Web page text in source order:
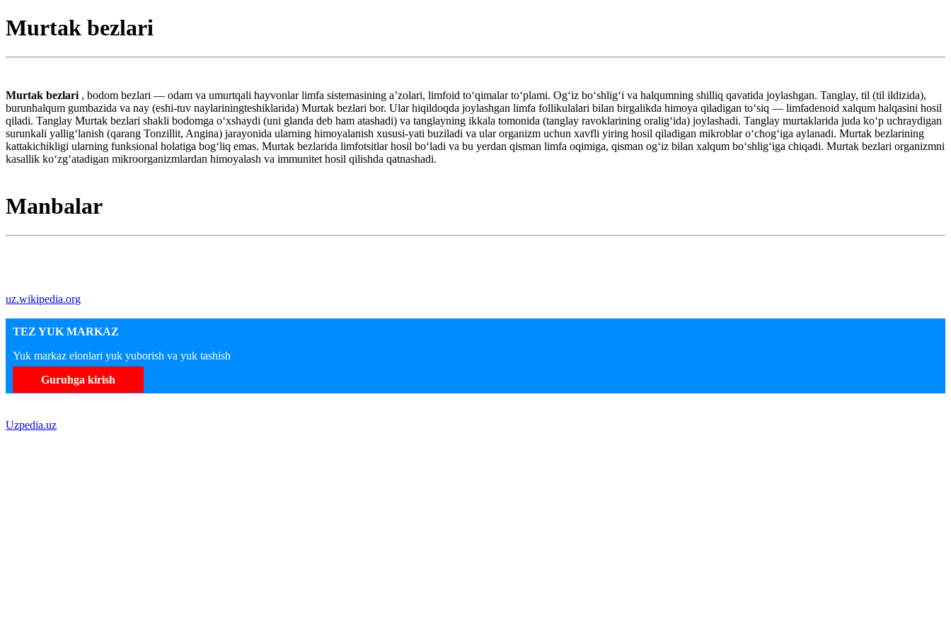
Murtak bezlari
Murtak bezlari , bodom bezlari — odam va umurtqali hayvonlar limfa sistemasining aʼzolari, limfoid toʻqimalar toʻplami. Ogʻiz boʻshligʻi va halqumning shilliq qavatida joylashgan. Tanglay, til (til ildizida),
burunhalqum gumbazida va nay (eshi-tuv naylariningteshiklarida) Murtak bezlari bor. Ular hiqildoqda joylashgan limfa follikulalari bilan birgalikda himoya qiladigan toʻsiq — limfadenoid xalqum halqasini hosil
qiladi. Tanglay Murtak bezlari shakli bodomga oʻxshaydi (uni glanda deb ham atashadi) va tanglayning ikkala tomonida (tanglay ravoklarining oraligʻida) joylashadi. Tanglay murtaklarida juda koʻp uchraydigan
surunkali yalligʻlanish (qarang Tonzillit, Angina) jarayonida ularning himoyalanish xususi-yati buziladi va ular organizm uchun xavfli yiring hosil qiladigan mikroblar oʻchogʻiga aylanadi. Murtak bezlarining
kattakichikligi ularning funksional holatiga bogʻliq emas. Murtak bezlarida limfotsitlar hosil boʻladi va bu yerdan qisman limfa oqimiga, qisman ogʻiz bilan xalqum boʻshligʻiga chiqadi. Murtak bezlari organizmni
kasallik koʻzgʻatadigan mikroorganizmlardan himoyalash va immunitet hosil qilishda qatnashadi.
Manbalar
uz.wikipedia.org
TEZ YUK MARKAZ
Yuk markaz elonlari yuk yuborish va yuk tashish
Guruhga kirish
Uzpedia.uz